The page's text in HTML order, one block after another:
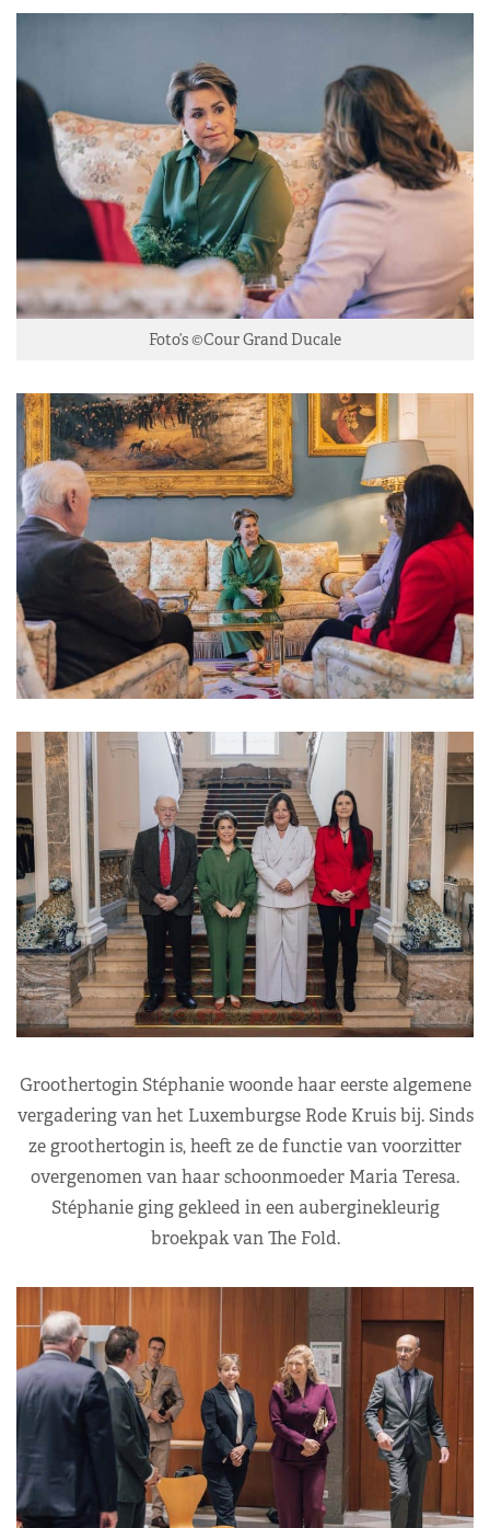
Foto’s ©Cour Grand Ducale
Groothertogin Stéphanie woonde haar eerste algemene
vergadering van het Luxemburgse Rode Kruis bij. Sinds
ze groothertogin is, heeft ze de functie van voorzitter
overgenomen van haar schoonmoeder Maria Teresa.
Stéphanie ging gekleed in een auberginekleurig
broekpak van The Fold.